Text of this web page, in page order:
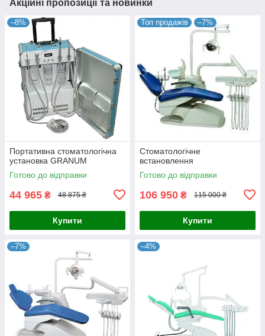
Акційні пропозиції та новинки
–8%
Портативна стоматологічна
установка GRANUM
Готово до відправки
44 965 ₴ 48 875 ₴
Купити
Топ продажів –7%
Стоматологічне
встановлення
Готово до відправки
106 950 ₴ 115 000 ₴
Купити
–7% –4%